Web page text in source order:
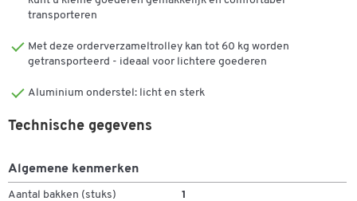
kunnen in een paar eenvoudige stappen worden verwijderd en
De CLAX® opvouwbare verrijdbare wagen is gemaakt in Duitsland
in verschillende kleuren.
Ontwerp:
werkplaats, het magazijn en de fabriek.
Massieve rubberen banden op kunststof velgen, 2
transporteren
Met deze orderverzameltrolley kan tot 60 kg worden
getransporteerd - ideaal voor lichtere goederen
Aluminium onderstel: licht en sterk
Technische gegevens
Algemene kenmerken
Aantal bakken (stuks) 1